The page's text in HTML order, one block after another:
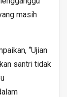
masih
“Ujian
santri tidak